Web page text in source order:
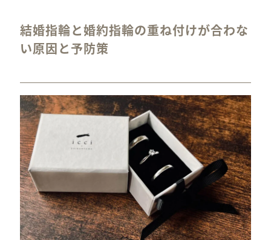
結婚指輪と婚約指輪の重ね付けが合わな
い原因と予防策